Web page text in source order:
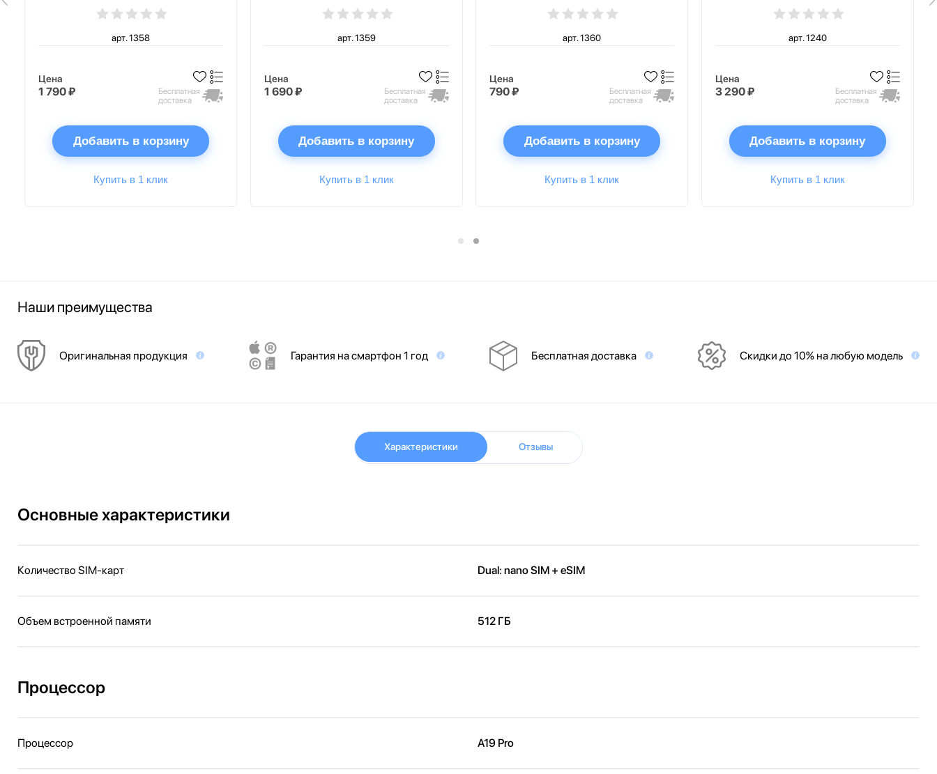
арт. 1358
Цена
1 790 ₽
Бесплатная
доставка
Добавить в корзину
Купить в 1 клик
арт. 1359
Цена
1 690 ₽
Бесплатная
доставка
Добавить в корзину
Купить в 1 клик
арт. 1360
Цена
790 ₽
Бесплатная
доставка
Добавить в корзину
Купить в 1 клик
арт. 1240
Цена
3 290 ₽
Бесплатная
доставка
Добавить в корзину
Купить в 1 клик
Наши преимущества
Оригинальная продукция Гарантия на смартфон 1 год Бесплатная доставка Скидки до 10% на любую модель
Характеристики Отзывы
Основные характеристики
Количество SIM-карт Dual: nano SIM + eSIM
Объем встроенной памяти 512 ГБ
Процессор
Процессор A19 Pro